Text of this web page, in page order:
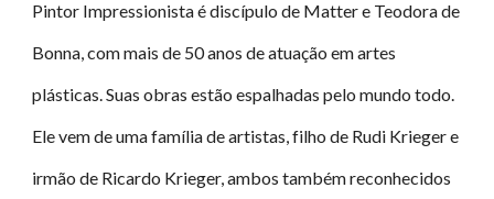
Pintor Impressionista é discípulo de Matter e Teodora de
Bonna, com mais de 50 anos de atuação em artes
plásticas. Suas obras estão espalhadas pelo mundo todo.
Ele vem de uma família de artistas, filho de Rudi Krieger e
irmão de Ricardo Krieger, ambos também reconhecidos